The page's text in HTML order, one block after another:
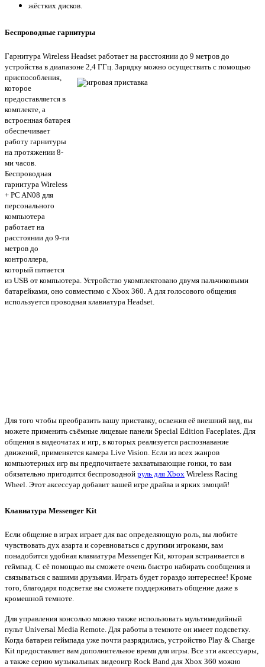
жёстких дисков.
Беспроводные гарнитуры
Гарнитура Wireless Headset работает на расстоянии до 9 метров до
устройства в диапазоне 2,4 ГГц. Зарядку можно осуществить с помощью
приспособления,
которое
предоставляется в
комплекте, а
встроенная батарея
обеспечивает
работу гарнитуры
на протяжении 8-
ми часов.
Беспроводная
гарнитура Wireless
+ PC AN08 для
персонального
компьютера
работает на
расстоянии до 9-ти
метров до
контроллера,
который питается
из USB от компьютера. Устройство укомплектовано двумя пальчиковыми
батарейками, оно совместимо с Xbox 360. А для голосового общения
используется проводная клавиатура Headset.
Для того чтобы преобразить вашу приставку, освежив её внешний вид, вы
можете применить съёмные лицевые панели Special Edition Faceplates. Для
общения в видеочатах и игр, в которых реализуется распознавание
движений, применяется камера Live Vision. Если из всех жанров
компьютерных игр вы предпочитаете захватывающие гонки, то вам
обязательно пригодится беспроводной руль для Xbox Wireless Racing
Wheel. Этот аксессуар добавит вашей игре драйва и ярких эмоций!
Клавиатура Messenger Kit
Если общение в играх играет для вас определяющую роль, вы любите
чувствовать дух азарта и соревноваться с другими игроками, вам
понадобится удобная клавиатура Messenger Kit, которая встраивается в
геймпад. С её помощью вы сможете очень быстро набирать сообщения и
связываться с вашими друзьями. Играть будет гораздо интереснее! Кроме
того, благодаря подсветке вы сможете поддерживать общение даже в
кромешной темноте.
Для управления консолью можно также использовать мультимедийный
пульт Universal Media Remote. Для работы в темноте он имеет подсветку.
Когда батареи геймпада уже почти разрядились, устройство Play & Charge
Kit предоставляет вам дополнительное время для игры. Все эти аксессуары,
а также серию музыкальных видеоигр Rock Band для Xbox 360 можно